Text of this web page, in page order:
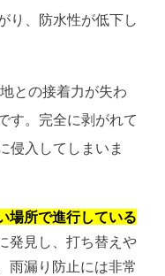
り、防水性が低下し
との接着力が失わ
す。完全に剥がれて
侵入してしまいま
場所で進行している
発見し、打ち替えや
雨漏り防止には非常